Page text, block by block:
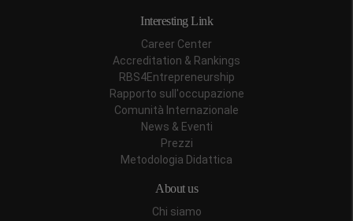
Interesting Link
Career Center
Accreditation & Rankings
RBS4Entrepreneurship
Rapporto sull'occupazione
Comunità Internazionale
News & Eventi
Prezzi
Metodologia Didattica
About us
Chi siamo